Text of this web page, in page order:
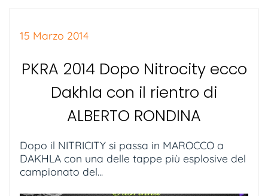
15 Marzo 2014
PKRA 2014 Dopo Nitrocity ecco
Dakhla con il rientro di
ALBERTO RONDINA
Dopo il NITRICITY si passa in MAROCCO a
DAKHLA con una delle tappe più esplosive del
campionato del...